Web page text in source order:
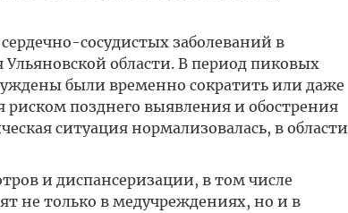
сосудистых заболеваний в
области. В период пиковых
были временно сократить или даже
позднего выявления и обострения
ситуация нормализовалась, в области
и диспансеризации, в том числе
не только в медучреждениях, но и в